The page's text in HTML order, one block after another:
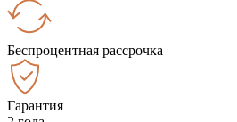
Беспроцентная рассрочка
Гарантия